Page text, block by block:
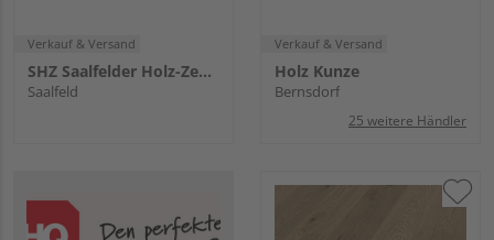
Verkauf & Versand
SHZ Saalfelder Holz-Zentrum
Saalfeld
Verkauf & Versand
Holz Kunze
Bernsdorf
25 weitere Händler